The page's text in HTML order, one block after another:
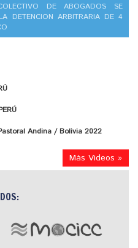
DE ABOGADOS SE
DETENCION ARBITRARIA DE 4
Andina / Bolivia 2022
Más Videos »